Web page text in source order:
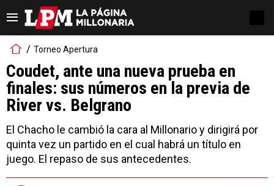
Torneo Apertura
Coudet, ante una nueva prueba en
finales: sus números en la previa de
River vs. Belgrano
El Chacho le cambió la cara al Millonario y dirigirá por
quinta vez un partido en el cual habrá un título en
juego. El repaso de sus antecedentes.